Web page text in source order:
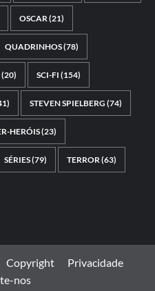
OSCAR(21)
QUADRINHOS(78)
(20) SCI-FI (154)
STEVEN SPIELBERG (74)
HERÓIS(23)
SÉRIES(79) TERROR(63)
Copyright
Privacidade
nos